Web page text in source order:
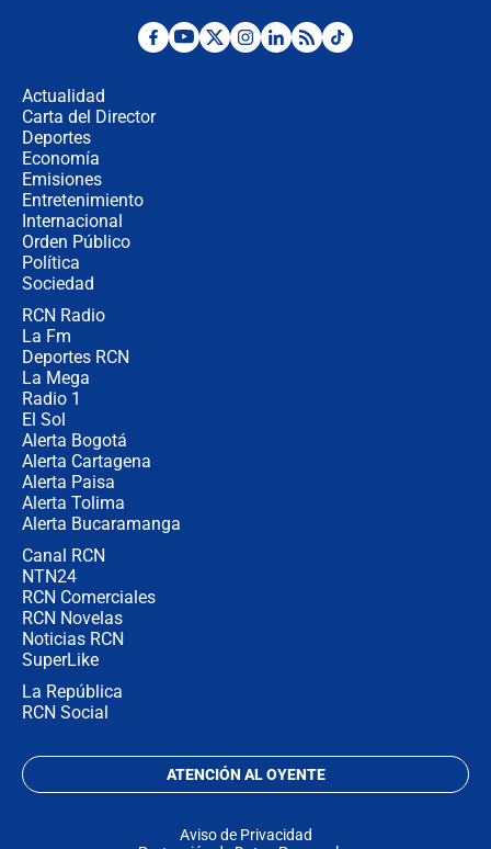
Ministro de Defensa no descarta el
Actualidad
Carta del Director
Deportes
Economía
Emisiones
Entretenimiento
Internacional
Orden Público
Política
Sociedad
RCN Radio
La Fm
Deportes RCN
La Mega
Radio 1
El Sol
Alerta Bogotá
Alerta Cartagena
Alerta Paisa
Alerta Tolima
Alerta Bucaramanga
Canal RCN
NTN24
RCN Comerciales
RCN Novelas
Noticias RCN
SuperLike
La República
RCN Social
ATENCIÓN AL OYENTE
Aviso de Privacidad